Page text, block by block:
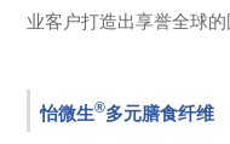
业客户打造出享誉全球的
怡微生®多元膳食纤维